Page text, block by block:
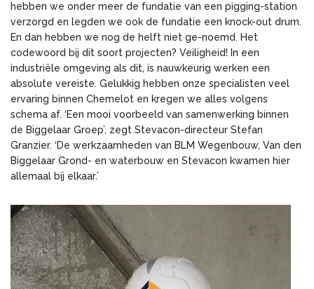
hebben we onder meer de fundatie van een pigging-station
verzorgd en legden we ook de fundatie een knock-out drum.
En dan hebben we nog de helft niet ge-noemd. Het
codewoord bij dit soort projecten? Veiligheid! In een
industriële omgeving als dit, is nauwkeurig werken een
absolute vereiste. Gelukkig hebben onze specialisten veel
ervaring binnen Chemelot en kregen we alles volgens
schema af. ‘Een mooi voorbeeld van samenwerking binnen
de Biggelaar Groep’, zegt Stevacon-directeur Stefan
Granzier. ‘De werkzaamheden van BLM Wegenbouw, Van den
Biggelaar Grond- en waterbouw en Stevacon kwamen hier
allemaal bij elkaar.’